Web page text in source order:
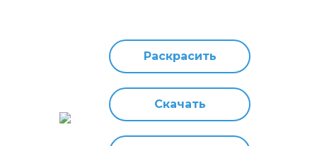
Раскрасить
Скачать